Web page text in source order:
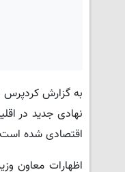
به گزارش کردپرس
نهادی جدید در
اقتصادی شده
اظهارات معاون